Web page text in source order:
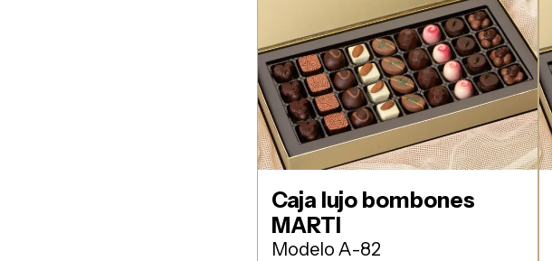
Caja lujo bombones
MARTI
Modelo A-82